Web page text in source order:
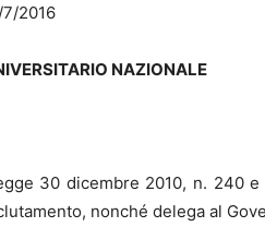
2016
NAZIONALE
30 dicembre 2010, n. 240
nonché delega al